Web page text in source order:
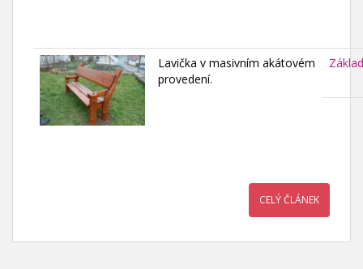
Lavička v masivním akátovém
provedení.
CELÝ ČLÁNEK